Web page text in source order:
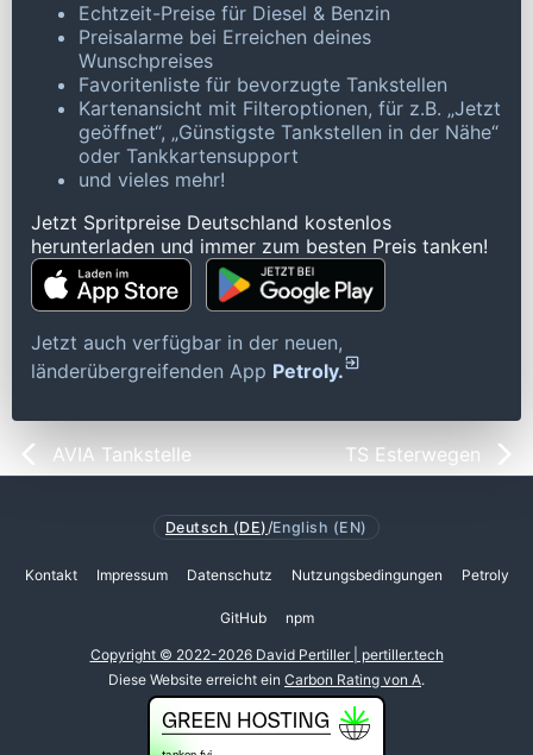
Echtzeit-Preise für Diesel & Benzin
Preisalarme bei Erreichen deines
Wunschpreises
Favoritenliste für bevorzugte Tankstellen
Kartenansicht mit Filteroptionen, für z.B. „Jetzt
geöffnet“, „Günstigste Tankstellen in der Nähe“
oder Tankkartensupport
und vieles mehr!
Jetzt Spritpreise Deutschland kostenlos
herunterladen und immer zum besten Preis tanken!
Jetzt auch verfügbar in der neuen,
länderübergreifenden App Petroly.
AVIA Tankstelle TS Esterwegen
Deutsch (DE) /English (EN)
Kontakt Impressum Datenschutz Nutzungsbedingungen Petroly
GitHub npm
Copyright © 2022-2026 David Pertiller | pertiller.tech
Diese Website erreicht ein Carbon Rating von A.